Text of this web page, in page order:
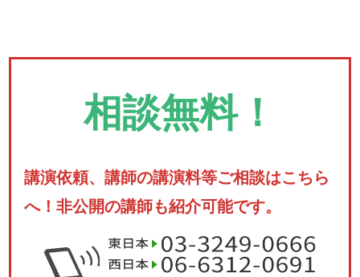
相談無料！
講演依頼、講師の講演料等ご相談はこちら
へ！非公開の講師も紹介可能です。